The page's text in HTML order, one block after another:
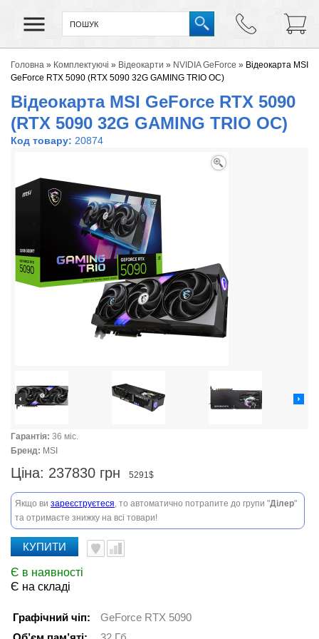
Головна » Комплектуючі » Відеокарти » NVIDIA GeForce » Відеокарта MSI
GeForce RTX 5090 (RTX 5090 32G GAMING TRIO OC)
Відеокарта MSI GeForce RTX 5090
(RTX 5090 32G GAMING TRIO OC)
Код товару: 20874
Гарантія: 36 міс.
Бренд: MSI
Ціна: 237830 грн 5291$
Якщо ви зареєструєтеся, то автоматично потрапите до групи "Ділер"
та отримаєте знижку на всі товари!
КУПИТИ
Є в наявності
Є на складі
Графічний чіп:
GeForce RTX 5090